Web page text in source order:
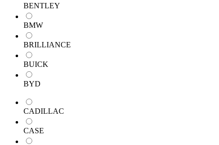
BENTLEY
BMW
BRILLIANCE
BUICK
BYD
CADILLAC
CASE